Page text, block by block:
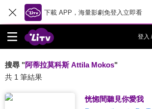
下載 APP，海量影劇免登入立即看
登入
搜尋 "阿蒂拉莫科斯 Attila Mokos"
共 1 筆結果
恍惚間聽見你愛我